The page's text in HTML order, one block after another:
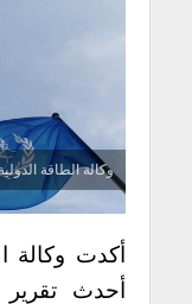
وكالة الطاقة
أكدت وكالة
أحدث